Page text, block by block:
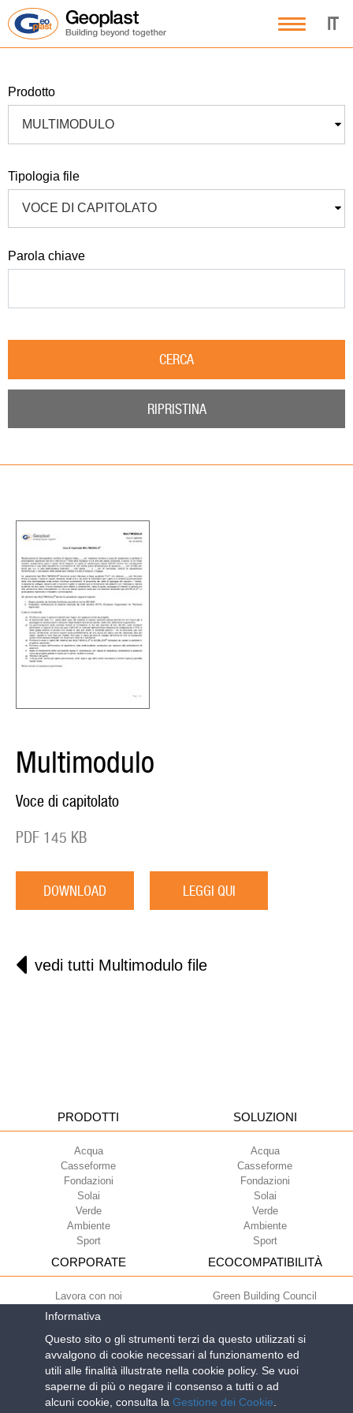
IT
prodotto
MULTIMODULO
tipologia file
VOCE DI CAPITOLATO
parola chiave
CERCA
RIPRISTINA
Multimodulo
Voce di capitolato
PDF 145 KB
DOWNLOAD LEGGI QUI
vedi tutti Multimodulo file
PRODOTTI
Acqua
Casseforme
Fondazioni
Solai
Verde
Ambiente
Sport
SOLUZIONI
Acqua
Casseforme
Fondazioni
Solai
Verde
Ambiente
Sport
CORPORATE
Lavora con noi
Termini di utilizzo
Newsletter
ECOCOMPATIBILITÀ
Green Building Council
Geoplast S.p.A.
| Via Martiri della Libertà, 6/8 - 35010 Grantorto (Padova)
ITALY - Tel+39 049 9490289 - info@geoplastglobal.com
Informativa
Questo sito o gli strumenti terzi da questo utilizzati si
avvalgono di cookie necessari al funzionamento ed
utili alle finalità illustrate nella cookie policy. Se vuoi
saperne di più o negare il consenso a tutti o ad
alcuni cookie, consulta la Gestione dei Cookie